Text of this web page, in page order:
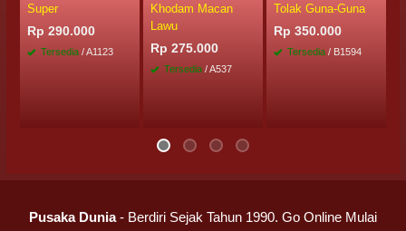
Super
Rp 290.000
Tersedia / A1123
Khodam Macan
Lawu
Rp 275.000
Tersedia / A537
Tolak Guna-Guna
Rp 350.000
Tersedia / B1594
Pusaka Dunia- Berdiri Sejak Tahun 1990. Go Online Mulai